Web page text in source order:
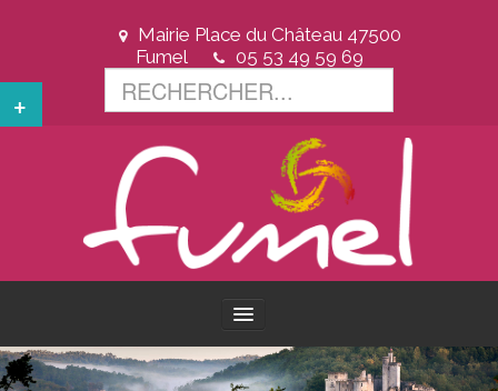
Mairie Place du Château 47500
Fumel
05 53 49 59 69
ACCUEIL
+